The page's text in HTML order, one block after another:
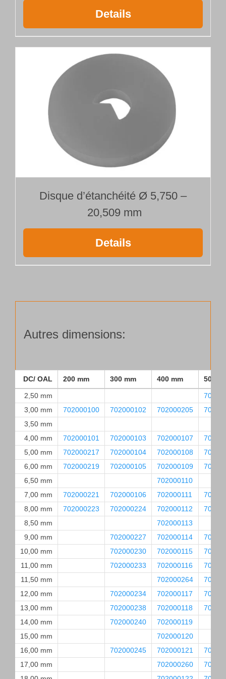
Details
Disque d’étanchéité Ø 5,750 –
20,509 mm
Details
Autres dimensions:
DC/ OAL 200 mm 300 mm 400 mm 500
2,50 mm
3,00 mm
702000100 702000102 702000205
3,50 mm
4,00 mm
702000101 702000103 702000107
5,00 mm
702000217 702000104 702000108
6,00 mm
702000219 702000105 702000109
6,50 mm
702000110
7,00 mm
702000221 702000106 702000111
8,00 mm
702000223 702000224 702000112
8,50 mm
702000113
9,00 mm
702000227 702000114
10,00 mm
702000230 702000115
11,00 mm
702000233 702000116
11,50 mm
702000264
12,00 mm
702000234 702000117
13,00 mm
702000238 702000118
14,00 mm
702000240
702000119
15,00 mm
702000120
16,00 mm
702000245 702000121
17,00 mm
702000260